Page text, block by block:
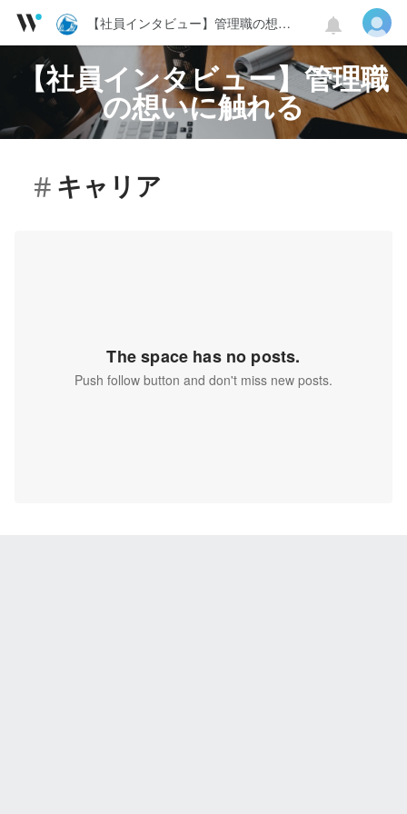
【社員インタビュー】管理職の想いに触れる
【社員インタビュー】管理職
の想いに触れる
キャリア
The space has no posts.
Push follow button and don't miss new posts.